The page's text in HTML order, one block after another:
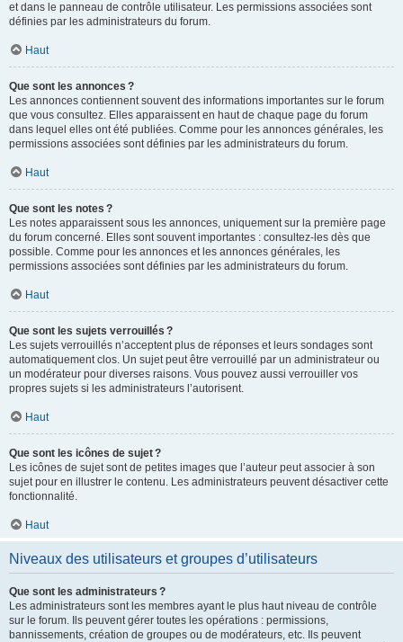
et dans le panneau de contrôle utilisateur. Les permissions associées sont
définies par les administrateurs du forum.
Haut
Que sont les annonces ?
Les annonces contiennent souvent des informations importantes sur le forum
que vous consultez. Elles apparaissent en haut de chaque page du forum
dans lequel elles ont été publiées. Comme pour les annonces générales, les
permissions associées sont définies par les administrateurs du forum.
Haut
Que sont les notes ?
Les notes apparaissent sous les annonces, uniquement sur la première page
du forum concerné. Elles sont souvent importantes : consultez-les dès que
possible. Comme pour les annonces et les annonces générales, les
permissions associées sont définies par les administrateurs du forum.
Haut
Que sont les sujets verrouillés ?
Les sujets verrouillés n’acceptent plus de réponses et leurs sondages sont
automatiquement clos. Un sujet peut être verrouillé par un administrateur ou
un modérateur pour diverses raisons. Vous pouvez aussi verrouiller vos
propres sujets si les administrateurs l’autorisent.
Haut
Que sont les icônes de sujet ?
Les icônes de sujet sont de petites images que l’auteur peut associer à son
sujet pour en illustrer le contenu. Les administrateurs peuvent désactiver cette
fonctionnalité.
Haut
Niveaux des utilisateurs et groupes d’utilisateurs
Que sont les administrateurs ?
Les administrateurs sont les membres ayant le plus haut niveau de contrôle
sur le forum. Ils peuvent gérer toutes les opérations : permissions,
bannissements, création de groupes ou de modérateurs, etc. Ils peuvent